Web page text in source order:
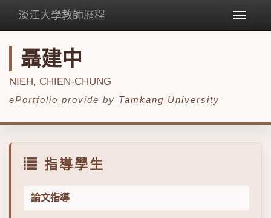
Toggle
淡江大學教師歷程
聶建中
NIEH, CHIEN-CHUNG
ePortfolio provide by Tamkang University
指導學生
論文指導